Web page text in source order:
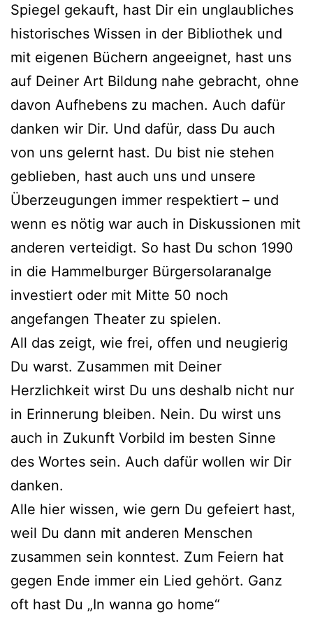
Spiegel gekauft, hast Dir ein unglaubliches
historisches Wissen in der Bibliothek und
mit eigenen Büchern angeeignet, hast uns
auf Deiner Art Bildung nahe gebracht, ohne
davon Aufhebens zu machen. Auch dafür
danken wir Dir. Und dafür, dass Du auch
von uns gelernt hast. Du bist nie stehen
geblieben, hast auch uns und unsere
Überzeugungen immer respektiert – und
wenn es nötig war auch in Diskussionen mit
anderen verteidigt. So hast Du schon 1990
in die Hammelburger Bürgersolaranalge
investiert oder mit Mitte 50 noch
angefangen Theater zu spielen.
All das zeigt, wie frei, offen und neugierig
Du warst. Zusammen mit Deiner
Herzlichkeit wirst Du uns deshalb nicht nur
in Erinnerung bleiben. Nein. Du wirst uns
auch in Zukunft Vorbild im besten Sinne
des Wortes sein. Auch dafür wollen wir Dir
danken.
Alle hier wissen, wie gern Du gefeiert hast,
weil Du dann mit anderen Menschen
zusammen sein konntest. Zum Feiern hat
gegen Ende immer ein Lied gehört. Ganz
oft hast Du „In wanna go home“